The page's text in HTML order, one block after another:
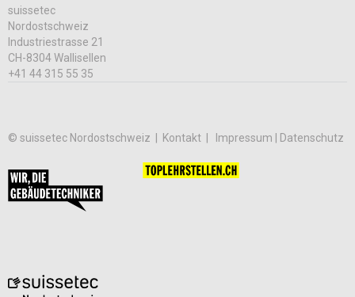
suissetec
Nordostschweiz
Industriestrasse 21
CH-8304 Wallisellen
+41 44 315 55 35
© suissetec Nordostschweiz | Kontakt Impressum | Datenschutz